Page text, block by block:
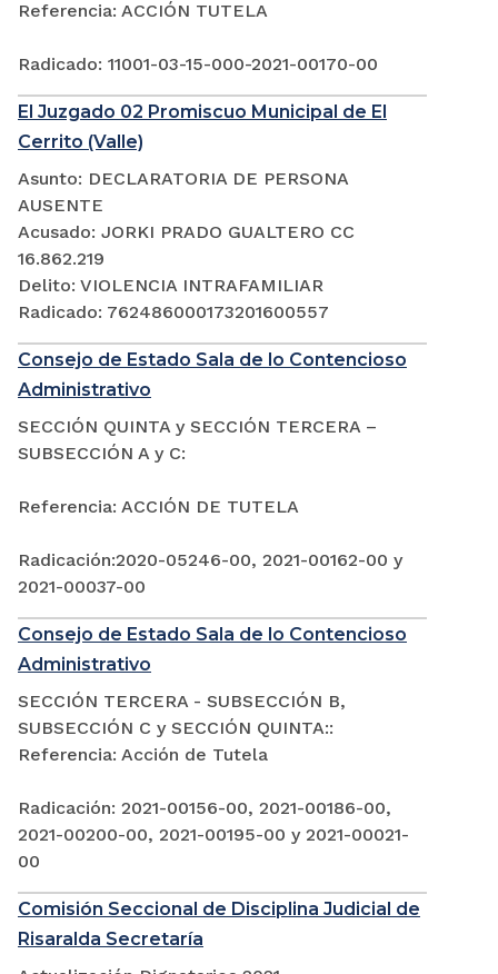
Referencia: ACCIÓN TUTELA
Radicado: 11001-03-15-000-2021-00170-00
El Juzgado 02 Promiscuo Municipal de El
Cerrito (Valle)
Asunto: DECLARATORIA DE PERSONA
AUSENTE
Acusado: JORKI PRADO GUALTERO CC
16.862.219
Delito: VIOLENCIA INTRAFAMILIAR
Radicado: 762486000173201600557
Consejo de Estado Sala de lo Contencioso
Administrativo
SECCIÓN QUINTA y SECCIÓN TERCERA –
SUBSECCIÓN A y C:
Referencia: ACCIÓN DE TUTELA
Radicación:2020-05246-00, 2021-00162-00 y
2021-00037-00
Consejo de Estado Sala de lo Contencioso
Administrativo
SECCIÓN TERCERA - SUBSECCIÓN B,
SUBSECCIÓN C y SECCIÓN QUINTA::
Referencia: Acción de Tutela
Radicación: 2021-00156-00, 2021-00186-00,
2021-00200-00, 2021-00195-00 y 2021-00021-
00
Comisión Seccional de Disciplina Judicial de
Risaralda Secretaría